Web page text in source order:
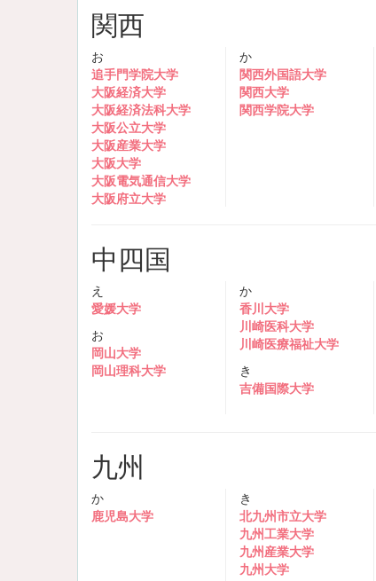
関西
お
追手門学院大学
大阪経済大学
大阪経済法科大学
大阪公立大学
大阪産業大学
大阪大学
大阪電気通信大学
大阪府立大学
か
関西外国語大学
関西大学
関西学院大学
中四国
え
愛媛大学
お
岡山大学
岡山理科大学
か
香川大学
川崎医科大学
川崎医療福祉大学
き
吉備国際大学
九州
か
鹿児島大学
き
北九州市立大学
九州工業大学
九州産業大学
九州大学